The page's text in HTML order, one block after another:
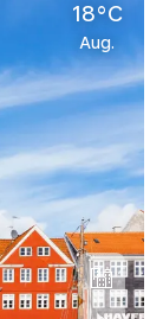
18°C
Aug.